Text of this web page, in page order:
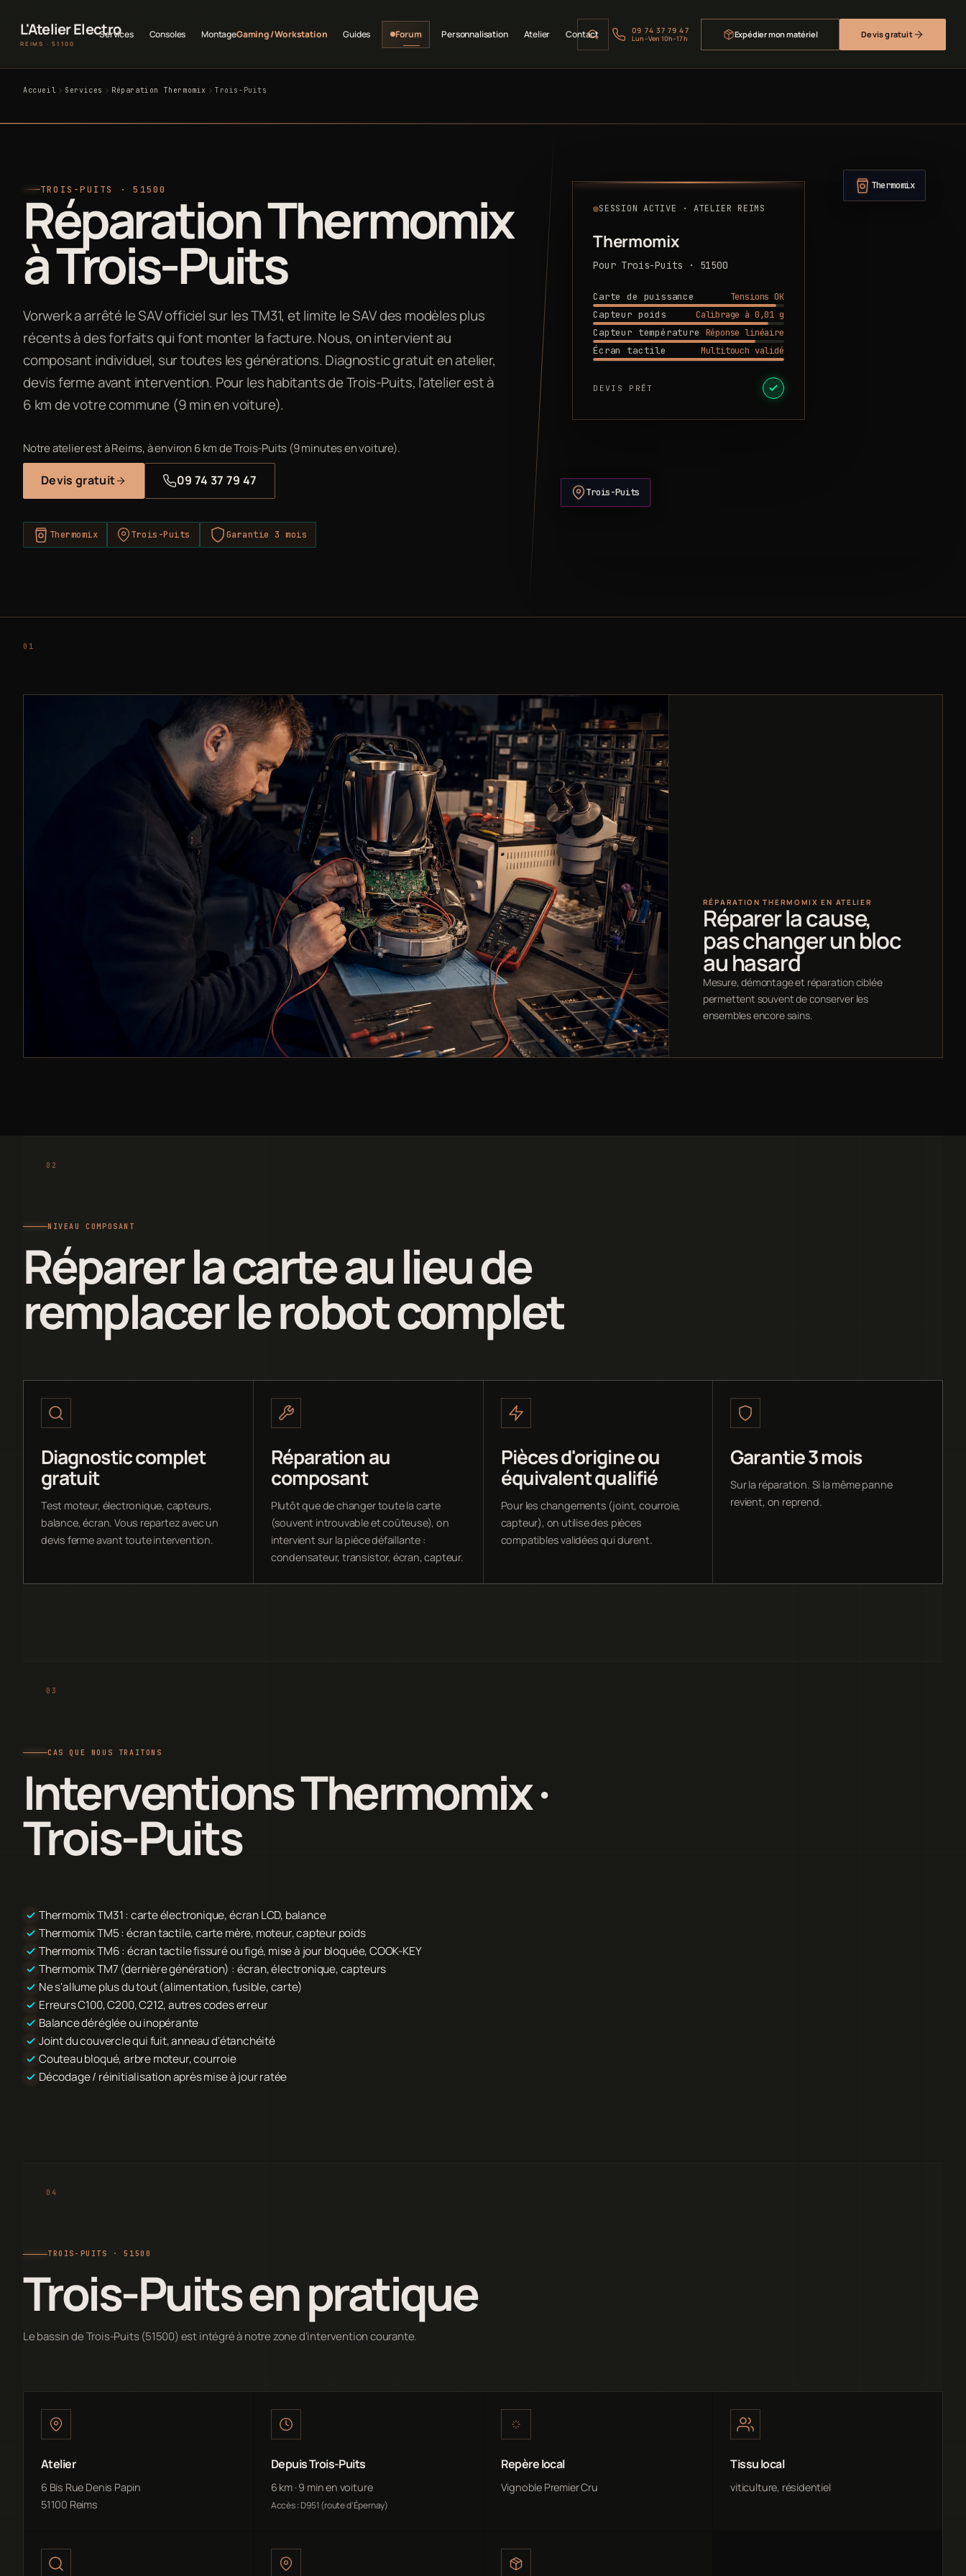
L'Atelier Electro
REIMS · 51100
Services Consoles MontageGaming / Workstation Guides Forum Personnalisation Atelier Contact 09 74 37 79 47
Lun–Ven 10h–17h Expédier mon matériel Devis gratuit
Accueil Services Réparation Thermomix Trois-Puits
TROIS-PUITS · 51500
Réparation Thermomix
à Trois-Puits
Vorwerk a arrêté le SAV officiel sur les TM31, et limite le SAV des modèles plus
récents à des forfaits qui font monter la facture. Nous, on intervient au
composant individuel, sur toutes les générations. Diagnostic gratuit en atelier,
devis ferme avant intervention. Pour les habitants de Trois-Puits, l'atelier est à
6 km de votre commune (9 min en voiture).
Notre atelier est à Reims, à environ 6 km de Trois-Puits (9 minutes en voiture).
Devis gratuit 09 74 37 79 47
Thermomix Trois-Puits Garantie 3 mois
SESSION ACTIVE · ATELIER REIMS
Thermomix
Pour Trois-Puits · 51500
Carte de puissance
Tensions OK
Capteur poids
Calibrage à 0,01 g
Capteur température Réponse linéaire
Écran tactile
Multitouch validé
DEVIS PRÊT
Thermomix
Trois-Puits
RÉPARATION THERMOMIX EN ATELIER
Réparer la cause,
pas changer un bloc
au hasard
Mesure, démontage et réparation ciblée
permettent souvent de conserver les
ensembles encore sains.
NIVEAU COMPOSANT
Réparer la carte au lieu de
remplacer le robot complet
Diagnostic complet
gratuit
Test moteur, électronique, capteurs,
balance, écran. Vous repartez avec un
devis ferme avant toute intervention.
Réparation au
composant
Plutôt que de changer toute la carte
(souvent introuvable et coûteuse), on
intervient sur la pièce défaillante :
condensateur, transistor, écran, capteur.
Pièces d'origine ou
équivalent qualifié
Pour les changements (joint, courroie,
capteur), on utilise des pièces
compatibles validées qui durent.
Garantie 3 mois
Sur la réparation. Si la même panne
revient, on reprend.
CAS QUE NOUS TRAITONS
Interventions Thermomix ·
Trois-Puits
Thermomix TM31 : carte électronique, écran LCD, balance
Thermomix TM5 : écran tactile, carte mère, moteur, capteur poids
Thermomix TM6 : écran tactile fissuré ou figé, mise à jour bloquée, COOK-KEY
Thermomix TM7 (dernière génération) : écran, électronique, capteurs
Ne s'allume plus du tout (alimentation, fusible, carte)
Erreurs C100, C200, C212, autres codes erreur
Balance déréglée ou inopérante
Joint du couvercle qui fuit, anneau d'étanchéité
Couteau bloqué, arbre moteur, courroie
Décodage / réinitialisation après mise à jour ratée
TROIS-PUITS · 51500
Trois-Puits en pratique
Le bassin de Trois-Puits (51500) est intégré à notre zone d'intervention courante.
Atelier
6 Bis Rue Denis Papin
51100 Reims
Depuis Trois-Puits
6 km · 9 min en voiture
Accès : D951 (route d'Épernay)
Repère local
Vignoble Premier Cru
Tissu local
viticulture, résidentiel